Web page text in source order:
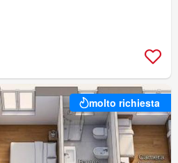
molto richiesta